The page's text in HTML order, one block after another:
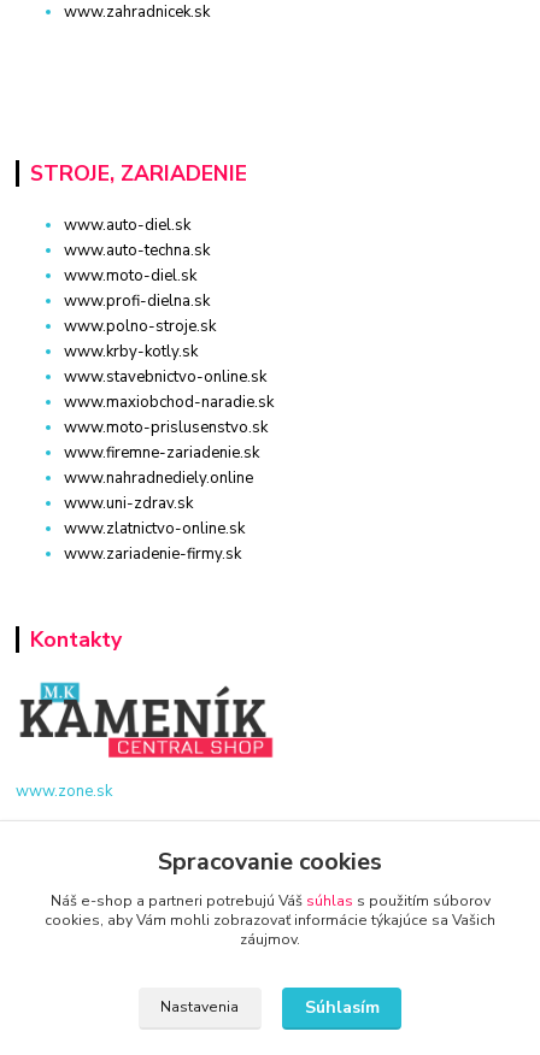
www.zahradnicek.sk
STROJE, ZARIADENIE
www.auto-diel.sk
www.auto-techna.sk
www.moto-diel.sk
www.profi-dielna.sk
www.polno-stroje.sk
www.krby-kotly.sk
www.stavebnictvo-online.sk
www.maxiobchod-naradie.sk
www.moto-prislusenstvo.sk
www.firemne-zariadenie.sk
www.nahradnediely.online
www.uni-zdrav.sk
www.zlatnictvo-online.sk
www.zariadenie-firmy.sk
Kontakty
www.zone.sk
+421 940 949 000
info@kamenik.sk
Spracovanie cookies
Náš e-shop a partneri potrebujú Váš súhlas s použitím súborov
cookies, aby Vám mohli zobrazovať informácie týkajúce sa Vašich
záujmov.
Nastavenia Súhlasím